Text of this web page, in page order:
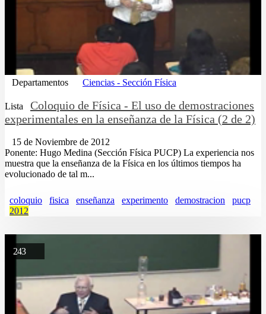
Departamentos Ciencias - Sección Física
Lista
Coloquio de Física - El uso de demostraciones
experimentales en la enseñanza de la Física (2 de 2)
15 de Noviembre de 2012
Ponente: Hugo Medina (Sección Física PUCP) La experiencia nos
muestra que la enseñanza de la Física en los últimos tiempos ha
evolucionado de tal m...
coloquio fisica enseñanza experimento demostracion
pucp
2012
243